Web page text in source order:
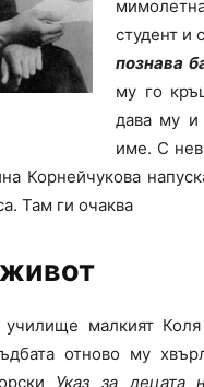
студент и
познава
му го
дава му и
име. С
Корнейчукова
Там ги очаква
малкият
отново му
Указ за децата